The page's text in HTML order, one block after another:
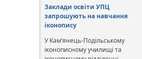
Заклади освіти УПЦ
запрошують на навчання
іконопису
У Кам’янець-Подільському
іконописному училищі та